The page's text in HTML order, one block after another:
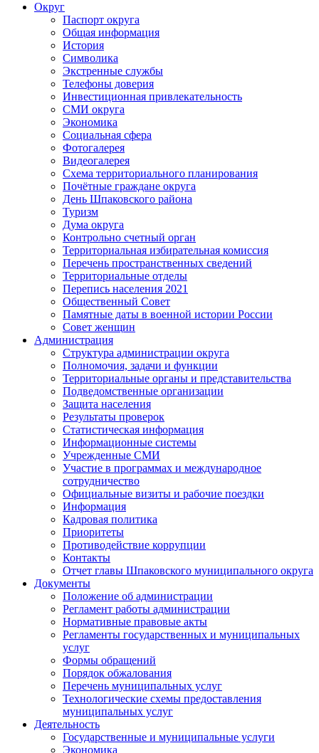
Округ
Паспорт округа
Общая информация
История
Символика
Экстренные службы
Телефоны доверия
Инвестиционная привлекательность
СМИ округа
Экономика
Социальная сфера
Фотогалерея
Видеогалерея
Схема территориального планирования
Почётные граждане округа
День Шпаковского района
Туризм
Дума округа
Контрольно счетный орган
Территориальная избирательная комиссия
Перечень пространственных сведений
Территориальные отделы
Перепись населения 2021
Общественный Совет
Памятные даты в военной истории России
Совет женщин
Администрация
Структура администрации округа
Полномочия, задачи и функции
Территориальные органы и представительства
Подведомственные организации
Защита населения
Результаты проверок
Статистическая информация
Информационные системы
Учрежденные СМИ
Участие в программах и международное
сотрудничество
Официальные визиты и рабочие поездки
Информация
Кадровая политика
Приоритеты
Противодействие коррупции
Контакты
Отчет главы Шпаковского муниципального округа
Документы
Положение об администрации
Регламент работы администрации
Нормативные правовые акты
Регламенты государственных и муниципальных
услуг
Формы обращений
Порядок обжалования
Перечень муниципальных услуг
Технологические схемы предоставления
муниципальных услуг
Деятельность
Государственные и муниципальные услуги
Экономика